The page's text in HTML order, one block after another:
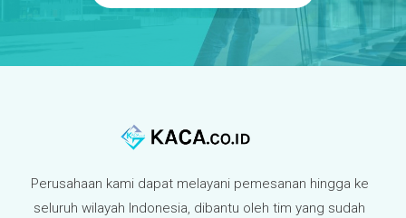
Perusahaan kami dapat melayani pemesanan hingga ke
seluruh wilayah Indonesia, dibantu oleh tim yang sudah